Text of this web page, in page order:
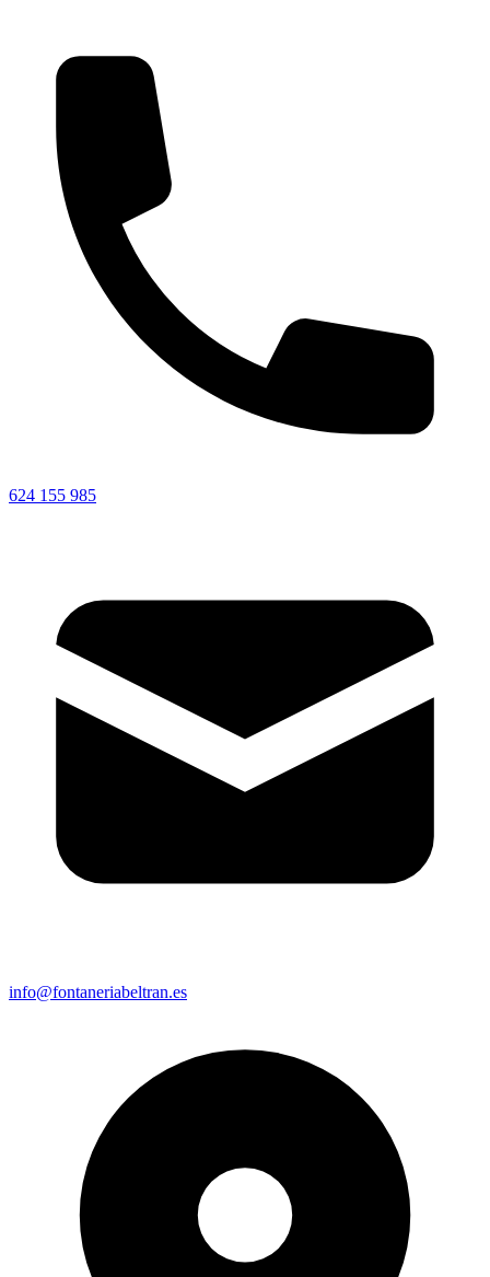
624 155 985
info@fontaneriabeltran.es